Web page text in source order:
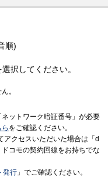
順)
択してください。
。
ットワーク暗証番号」が必要
をご確認ください。
アクセスいただいた場合は「d
コモの契約回線をお持ちでな
発行 」でご確認ください。